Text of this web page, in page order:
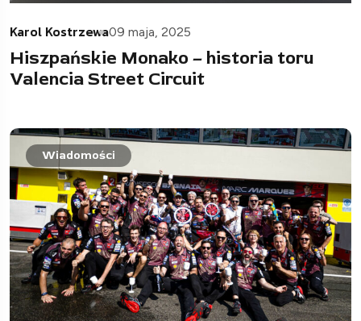
Karol Kostrzewa09 maja, 2025
Hiszpańskie Monako – historia toru
Valencia Street Circuit
Wiadomości